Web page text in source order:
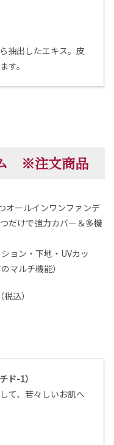
抽出したエキス。皮
す。
ム ※注文商品
オールインワンファンデ
だけで強力カバー＆多機
ョン・下地・UVカッ
マルチ機能）
込）
ド-1）
て、若々しいお肌へ